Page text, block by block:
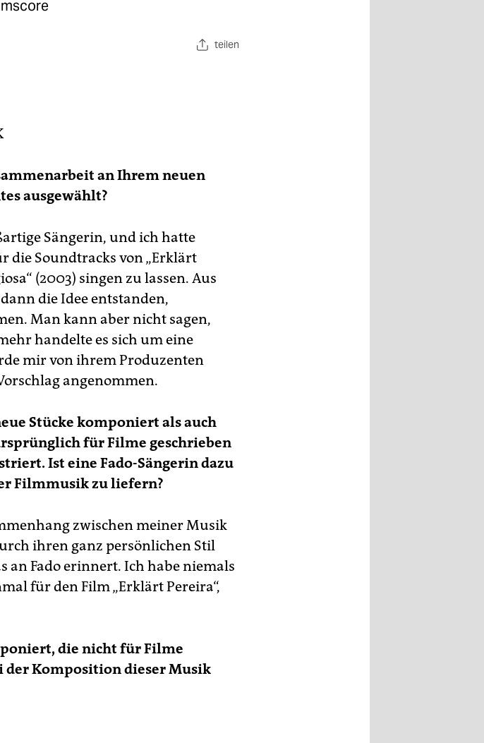
teilen
an Ihrem neuen
ausgewählt?
Sängerin, und ich hatte
die Soundtracks von „Erklärt
(2003) singen zu lassen. Aus
die Idee entstanden,
Man kann aber nicht sagen,
handelte es sich um eine
mir von ihrem Produzenten
angenommen.
Stücke komponiert als auch
für Filme geschrieben
Ist eine Fado-Sängerin dazu
Filmmusik zu liefern?
zwischen meiner Musik
ihren ganz persönlichen Stil
an Fado erinnert. Ich habe niemals
für den Film „Erklärt Pereira“,
die nicht für Filme
der Komposition dieser Musik